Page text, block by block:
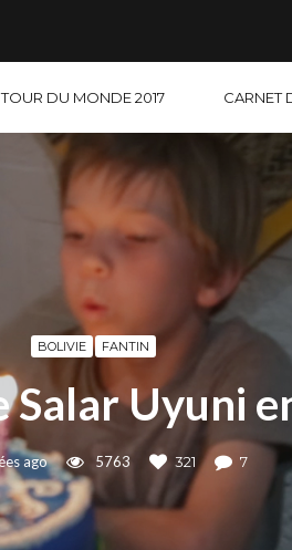
TOUR DU MONDE 2017 CARNET
BOLIVIE FANTIN
Salar Uyuni
ago 5763 321 7